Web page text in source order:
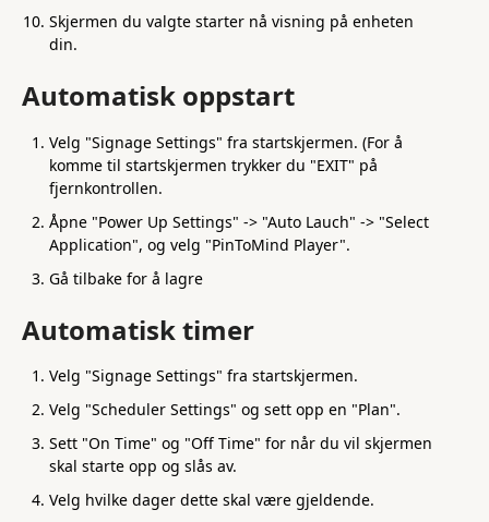
Skjermen du valgte starter nå visning på enheten
din.
Automatisk oppstart
Velg "Signage Settings" fra startskjermen. (For å
komme til startskjermen trykker du "EXIT" på
fjernkontrollen.
Åpne "Power Up Settings" -> "Auto Lauch" -> "Select
Application", og velg "PinToMind Player".
Gå tilbake for å lagre
Automatisk timer
Velg "Signage Settings" fra startskjermen.
Velg "Scheduler Settings" og sett opp en "Plan".
Sett "On Time" og "Off Time" for når du vil skjermen
skal starte opp og slås av.
Velg hvilke dager dette skal være gjeldende.